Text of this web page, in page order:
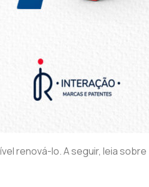
renová-lo. A seguir, leia sobre